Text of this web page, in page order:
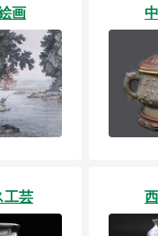
画
工芸